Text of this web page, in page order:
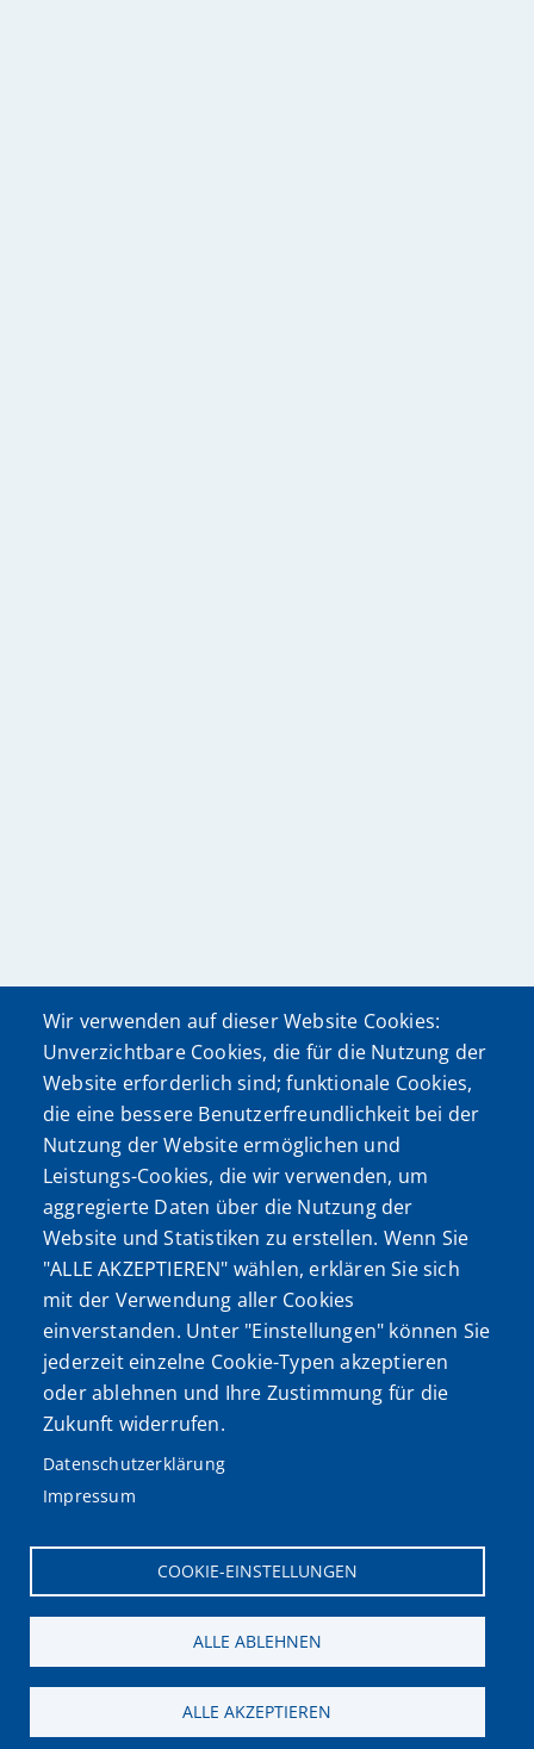
Wir verwenden auf dieser Website Cookies:
Unverzichtbare Cookies, die für die Nutzung der
Website erforderlich sind; funktionale Cookies,
die eine bessere Benutzerfreundlichkeit bei der
Nutzung der Website ermöglichen und
Leistungs-Cookies, die wir verwenden, um
aggregierte Daten über die Nutzung der
Website und Statistiken zu erstellen. Wenn Sie
"ALLE AKZEPTIEREN" wählen, erklären Sie sich
mit der Verwendung aller Cookies
einverstanden. Unter "Einstellungen" können Sie
jederzeit einzelne Cookie-Typen akzeptieren
oder ablehnen und Ihre Zustimmung für die
Zukunft widerrufen.
Datenschutzerklärung
Impressum
COOKIE-EINSTELLUNGEN
ALLE ABLEHNEN
ALLE AKZEPTIEREN